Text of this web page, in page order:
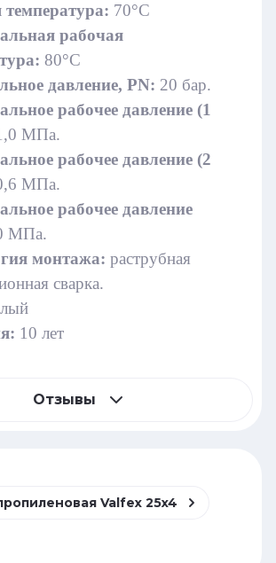
температура: 70°С
рабочая
80°С
давление, PN: 20 бар.
рабочее давление (1
МПа.
рабочее давление (2
МПа.
рабочее давление
МПа.
монтажа: раструбная
сварка.
10 лет
Отзывы
Valfex 25x4